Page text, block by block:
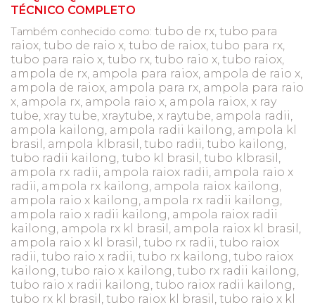
TÉCNICO COMPLETO
Também conhecido como: tubo de rx, tubo para
raiox, tubo de raio x, tubo de raiox, tubo para rx,
tubo para raio x, tubo rx, tubo raio x, tubo raiox,
ampola de rx, ampola para raiox, ampola de raio x,
ampola de raiox, ampola para rx, ampola para raio
x, ampola rx, ampola raio x, ampola raiox, x ray
tube, xray tube, xraytube, x raytube, ampola radii,
ampola kailong, ampola radii kailong, ampola kl
brasil, ampola klbrasil, tubo radii, tubo kailong,
tubo radii kailong, tubo kl brasil, tubo klbrasil,
ampola rx radii, ampola raiox radii, ampola raio x
radii, ampola rx kailong, ampola raiox kailong,
ampola raio x kailong, ampola rx radii kailong,
ampola raio x radii kailong, ampola raiox radii
kailong, ampola rx kl brasil, ampola raiox kl brasil,
ampola raio x kl brasil, tubo rx radii, tubo raiox
radii, tubo raio x radii, tubo rx kailong, tubo raiox
kailong, tubo raio x kailong, tubo rx radii kailong,
tubo raio x radii kailong, tubo raiox radii kailong,
tubo rx kl brasil, tubo raiox kl brasil, tubo raio x kl